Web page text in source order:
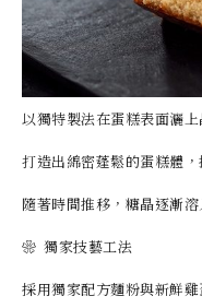
以獨特製法在蛋糕表面灑
打造出綿密蓬鬆的蛋糕體
隨著時間推移，糖晶逐漸
❀ 獨家技藝工法
採用獨家配方麵粉與新鮮